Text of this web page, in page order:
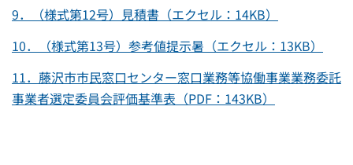
9．（様式第12号）見積書（エクセル：14KB）
10．（様式第13号）参考値提示暑（エクセル：13KB）
11．藤沢市市民窓口センター窓口業務等協働事業業務委託
事業者選定委員会評価基準表（PDF：143KB）